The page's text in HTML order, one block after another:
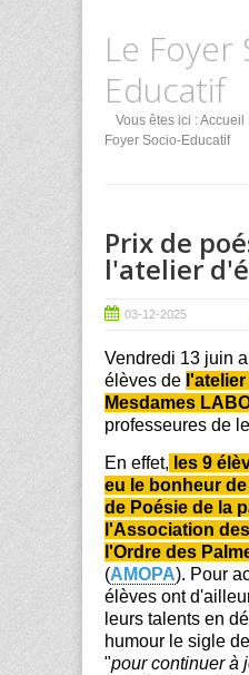
Le Foyer
Educatif
Vous êtes ici :Accueil
Foyer Socio-Educatif
Prix de
l'atelier
03-12-2025
Vendredi 13 juin
élèves de
Mesdames
professeures de
En effet, les 9
eu le bonheur
de Poésie de la
l'Association
l'Ordre des
(AMOPA). Pour
élèves ont
leurs talents en
humour le sigle
"pour continuer à